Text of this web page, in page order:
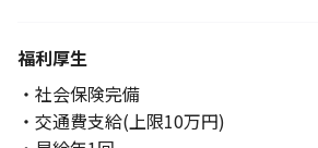
福利厚生
・社会保険完備
・交通費支給(上限10万円)